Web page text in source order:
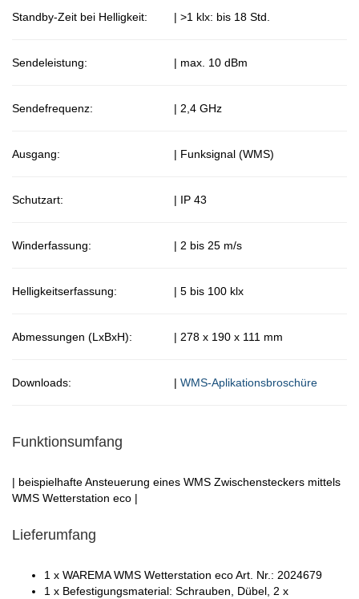
Standby-Zeit bei Helligkeit: | >1 klx: bis 18 Std.
Sendeleistung: | max. 10 dBm
Sendefrequenz: | 2,4 GHz
Ausgang: | Funksignal (WMS)
Schutzart: | IP 43
Winderfassung: | 2 bis 25 m/s
Helligkeitserfassung: | 5 bis 100 klx
Abmessungen (LxBxH): | 278 x 190 x 111 mm
Downloads: | WMS-Aplikationsbroschüre
Funktionsumfang
| beispielhafte Ansteuerung eines WMS Zwischensteckers mittels
WMS Wetterstation eco |
Lieferumfang
1 x WAREMA WMS Wetterstation eco Art. Nr.: 2024679
1 x Befestigungsmaterial: Schrauben, Dübel, 2 x